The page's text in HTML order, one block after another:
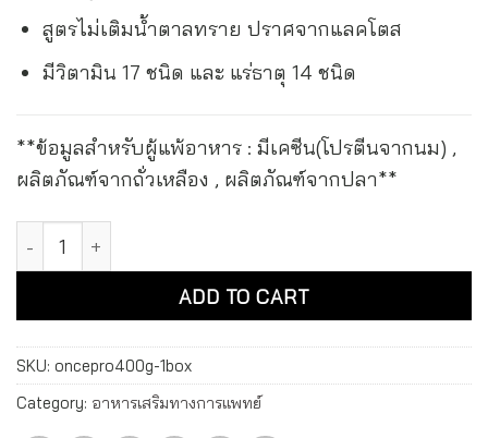
สูตรไม่เติมน้ำตาลทราย ปราศจากแลคโตส
มีวิตามิน 17 ชนิด และ แร่ธาตุ 14 ชนิด
**ข้อมูลสำหรับผู้แพ้อาหาร : มีเคซีน(โปรตีนจากนม) ,
ผลิตภัณฑ์จากถั่วเหลือง , ผลิตภัณฑ์จากปลา**
[ยกลัง 12 กระป๋อง] โอซูก้า วันซ์ โปร 400 กรัม อาหารเสริมทาง
ADD TO CART
Alternative:
SKU: oncepro400g-1box
Category: อาหารเสริมทางการแพทย์